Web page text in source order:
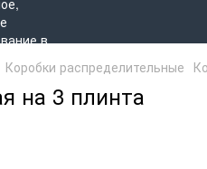
Коробки распределительные
на 3 плинта